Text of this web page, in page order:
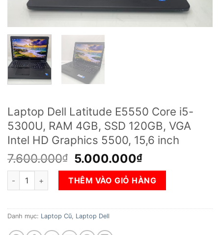
Laptop Dell Latitude E5550 Core i5-
5300U, RAM 4GB, SSD 120GB, VGA
Intel HD Graphics 5500, 15,6 inch
7.600.000₫
Giá
gốc
là:
7.600.000₫.
5.000.000₫Giá
hiện
tại
là:
5.000.000₫.
Laptop Dell Latitude E5550 Core i5-5300U, RAM 4GB, SSD
THÊM VÀO GIỎ HÀNG
Danh mục: Laptop Cũ, Laptop Dell